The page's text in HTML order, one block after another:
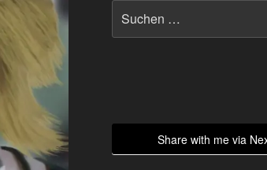
nach:
Share with me via